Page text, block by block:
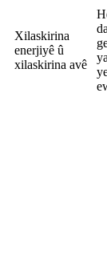
Xilaskirina
enerjiyê û
xilaskirina avê